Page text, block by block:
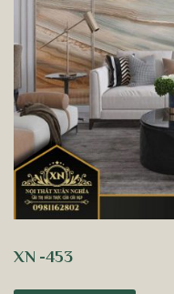
XN -453